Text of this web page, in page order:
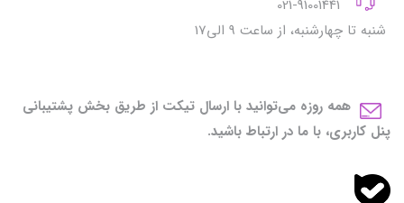
شنبه تا چهارشنبه، از ساعت 9 الی17
همه روزه می‌توانید با ارسال تیکت از طریق بخش پشتیبانی
پنل کاربری، با ما در ارتباط باشید.